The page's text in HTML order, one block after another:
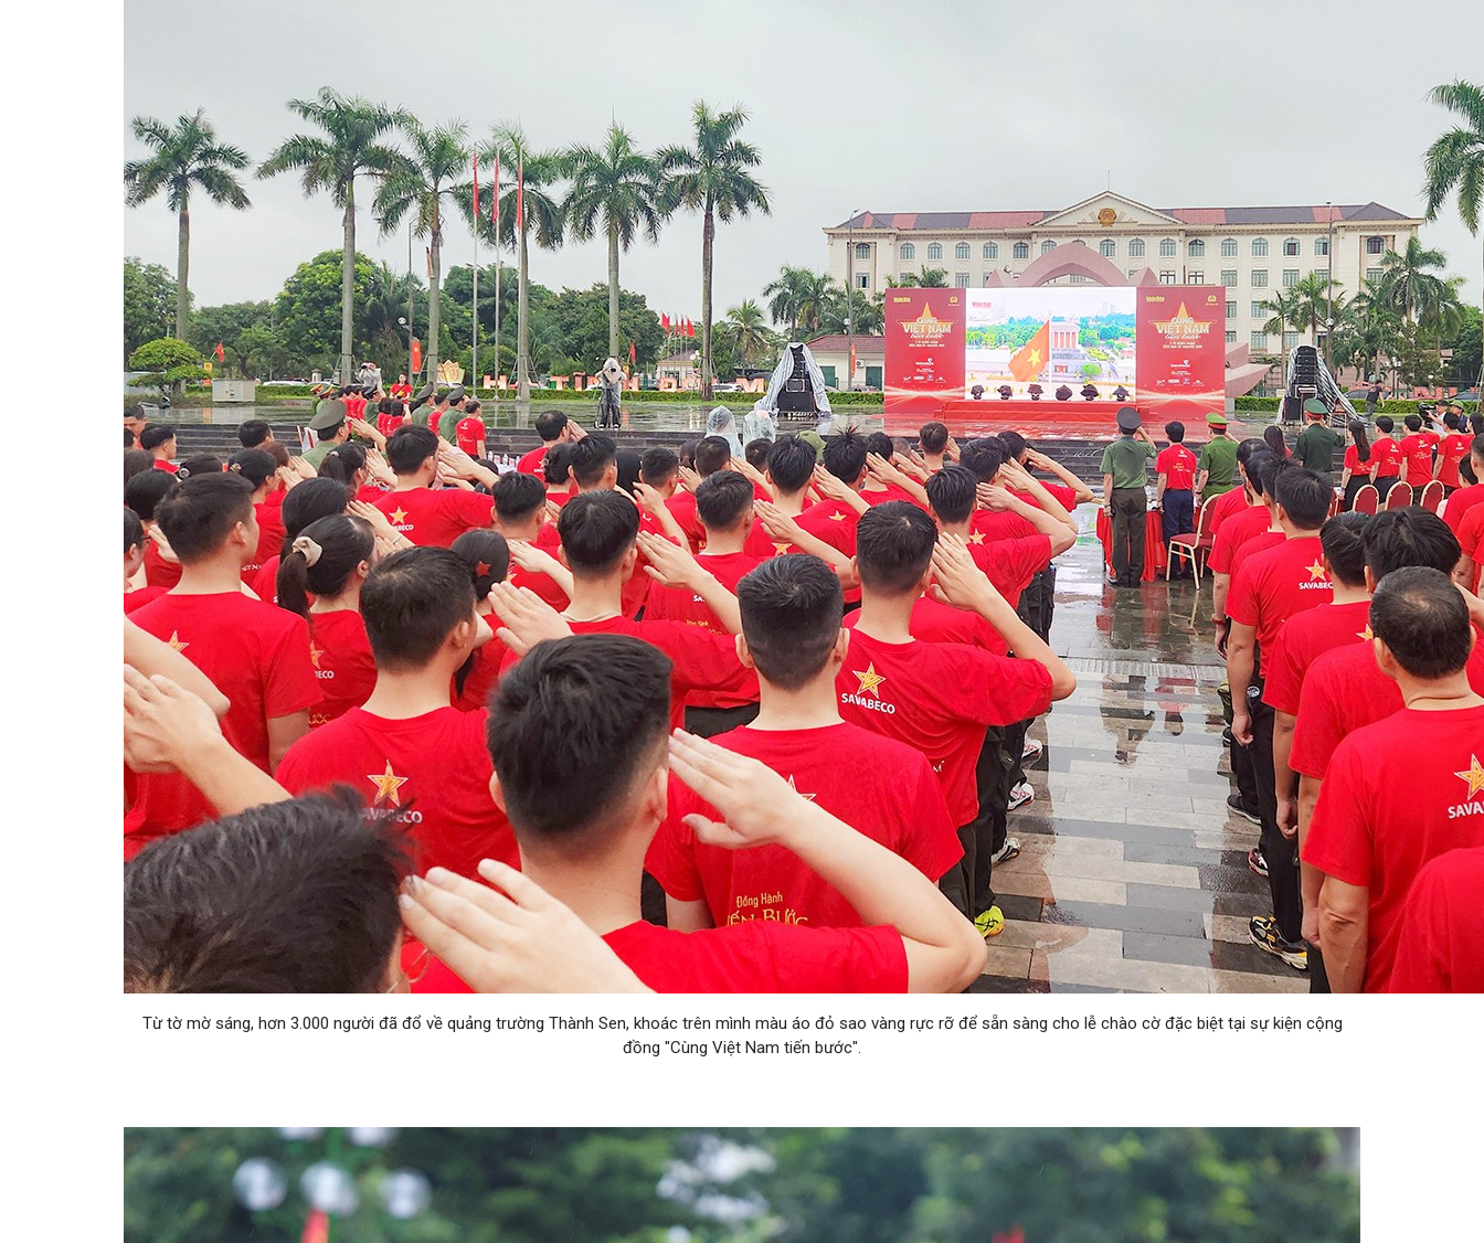
Từ tờ mờ sáng, hơn 3.000 người đã đổ về quảng trường Thành Sen, khoác trên mình màu áo đỏ sao vàng rực rỡ để sẵn sàng cho lễ chào cờ đặc biệt tại sự kiện cộng
đồng "Cùng Việt Nam tiến bước".